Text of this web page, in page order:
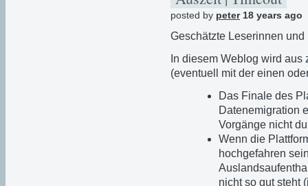
posted by peter18 years ago
Geschätzte Leserinnen und
In diesem Weblog wird
(eventuell mit der einen
Das Finale des
Datenemigration
Vorgänge nicht
Wenn die
hochgefahren
nicht so gut steht